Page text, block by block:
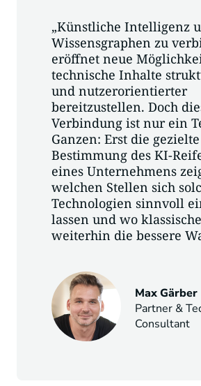
„Künstliche Intelligenz
Wissensgraphen zu
eröffnet neue
technische Inhalte
und nutzerorientierter
bereitzustellen. Doch
Verbindung ist nur ein
Ganzen: Erst die gezielte
Bestimmung des KI-
eines Unternehmens
welchen Stellen sich
Technologien sinnvoll
lassen und wo
weiterhin die bessere
Max Gärber
Partner &
Consultant